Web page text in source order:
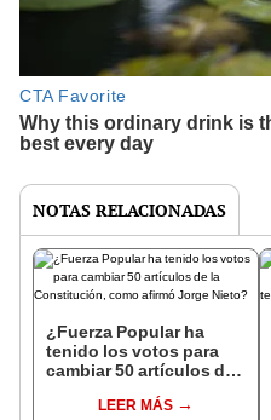
NOTAS RELACIONADAS
¿Fuerza Popular ha
tenido los votos para
cambiar 50 artículos de
afirmó Jorge Nieto?
LEER MÁS